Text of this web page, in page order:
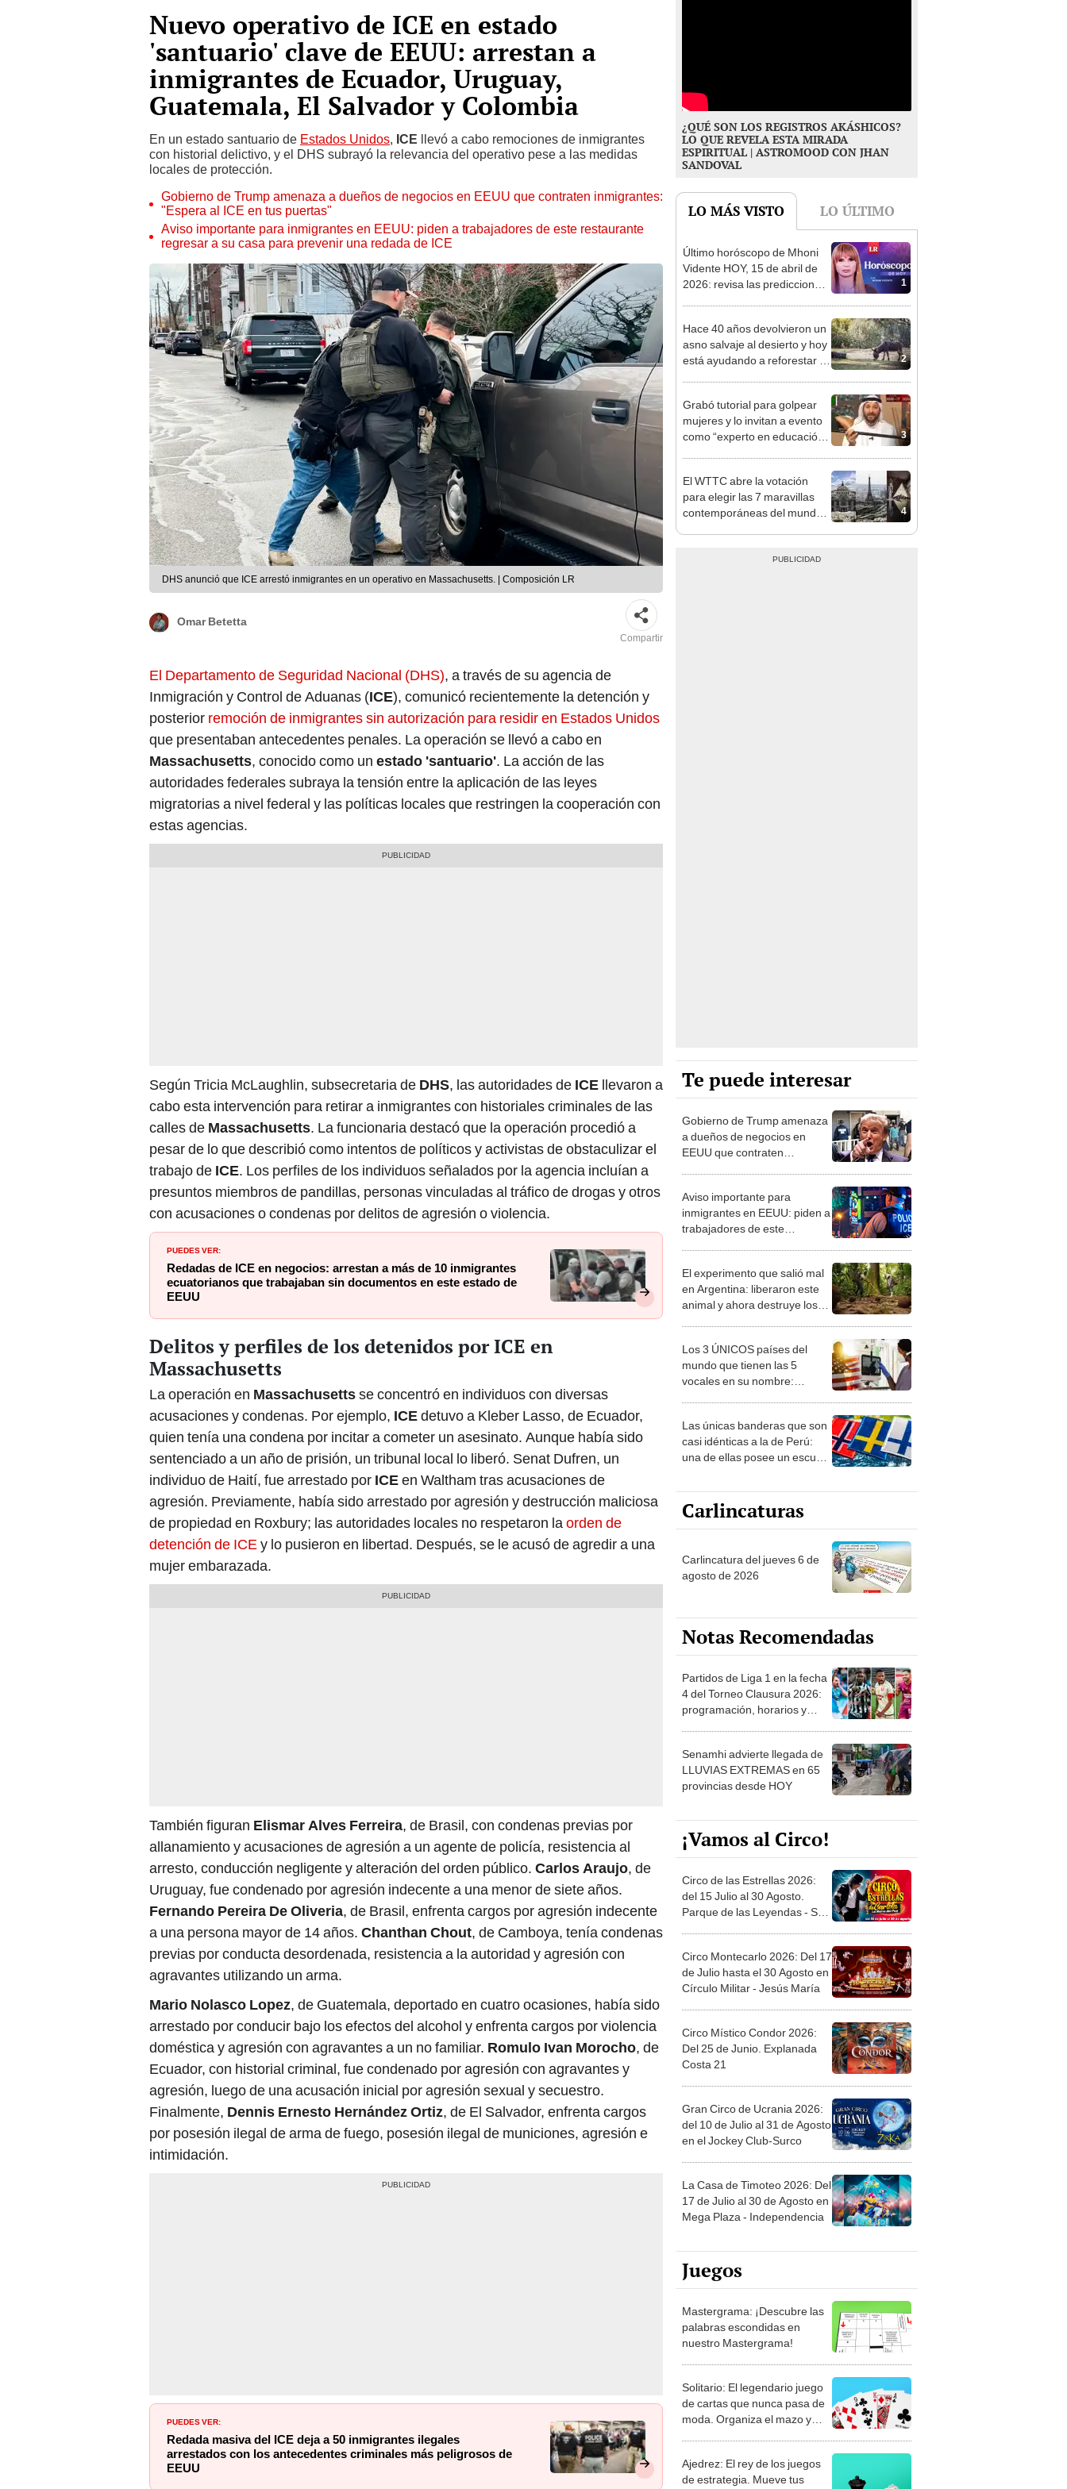
Nuevo operativo de ICE en estado
'santuario' clave de EEUU: arrestan a
inmigrantes de Ecuador, Uruguay,
Guatemala, El Salvador y Colombia
En un estado santuario de Estados Unidos, ICE llevó a cabo remociones de inmigrantes
con historial delictivo, y el DHS subrayó la relevancia del operativo pese a las medidas
locales de protección.
Gobierno de Trump amenaza a dueños de negocios en EEUU que contraten inmigrantes:
"Espera al ICE en tus puertas"
Aviso importante para inmigrantes en EEUU: piden a trabajadores de este restaurante
regresar a su casa para prevenir una redada de ICE
DHS anunció que ICE arrestó inmigrantes en un operativo en Massachusetts. | Composición LR
Omar Betetta
Compartir
El Departamento de Seguridad Nacional (DHS), a través de su agencia de
Inmigración y Control de Aduanas (ICE), comunicó recientemente la detención y
posterior remoción de inmigrantes sin autorización para residir en Estados Unidos
que presentaban antecedentes penales. La operación se llevó a cabo en
Massachusetts, conocido como un estado 'santuario'. La acción de las
autoridades federales subraya la tensión entre la aplicación de las leyes
migratorias a nivel federal y las políticas locales que restringen la cooperación con
estas agencias.
Según Tricia McLaughlin, subsecretaria de DHS, las autoridades de ICE llevaron a
cabo esta intervención para retirar a inmigrantes con historiales criminales de las
calles de Massachusetts. La funcionaria destacó que la operación procedió a
pesar de lo que describió como intentos de políticos y activistas de obstaculizar el
trabajo de ICE. Los perfiles de los individuos señalados por la agencia incluían a
presuntos miembros de pandillas, personas vinculadas al tráfico de drogas y otros
con acusaciones o condenas por delitos de agresión o violencia.
PUEDES VER:
Redadas de ICE en negocios: arrestan a más de 10 inmigrantes
ecuatorianos que trabajaban sin documentos en este estado de
EEUU
Delitos y perfiles de los detenidos por ICE en
Massachusetts
La operación en Massachusettsse concentró en individuos con diversas
acusaciones y condenas. Por ejemplo, ICEdetuvo a Kleber Lasso, de Ecuador,
quien tenía una condena por incitar a cometer un asesinato. Aunque había sido
sentenciado a un año de prisión, un tribunal local lo liberó. Senat Dufren, un
individuo de Haití, fue arrestado por ICEen Waltham tras acusaciones de
agresión. Previamente, había sido arrestado por agresión y destrucción maliciosa
de propiedad en Roxbury; las autoridades locales no respetaron laorden de
detención de ICEy lo pusieron en libertad. Después, se le acusó de agredir a una
mujer embarazada.
También figuran Elismar Alves Ferreira, de Brasil, con condenas previas por
allanamiento y acusaciones de agresión a un agente de policía, resistencia al
arresto, conducción negligente y alteración del orden público. Carlos Araujo, de
Uruguay, fue condenado por agresión indecente a una menor de siete años.
Fernando Pereira De Oliveria, de Brasil, enfrenta cargos por agresión indecente
a una persona mayor de 14 años. Chanthan Chout, de Camboya, tenía condenas
previas por conducta desordenada, resistencia a la autoridad y agresión con
agravantes utilizando un arma.
Mario Nolasco Lopez, de Guatemala, deportado en cuatro ocasiones, había sido
arrestado por conducir bajo los efectos del alcohol y enfrenta cargos por violencia
doméstica y agresión con agravantes a un no familiar. Romulo Ivan Morocho, de
Ecuador, con historial criminal, fue condenado por agresión con agravantes y
agresión, luego de una acusación inicial por agresión sexual y secuestro.
Finalmente, Dennis Ernesto Hernández Ortiz, de El Salvador, enfrenta cargos
por posesión ilegal de arma de fuego, posesión ilegal de municiones, agresión e
intimidación.
PUEDES VER:
Redada masiva del ICE deja a 50 inmigrantes ilegales
arrestados con los antecedentes criminales más peligrosos de
EEUU
¿QUÉ SON LOS REGISTROS AKÁSHICOS?
LO QUE REVELA ESTA MIRADA
ESPIRITUAL | ASTROMOOD CON JHAN
SANDOVAL
LO MÁS VISTO LO ÚLTIMO
1
Último horóscopo de Mhoni
Vidente HOY, 15 de abril de
2026: revisa las predicciones
2
Hace 40 años devolvieron un
asno salvaje al desierto y hoy
está ayudando a reforestar el
3
Grabó tutorial para golpear
mujeres y lo invitan a evento
como “experto en educación”
4
El WTTC abre la votación
para elegir las 7 maravillas
contemporáneas del mundo
Te puede interesar
Gobierno de Trump amenaza
a dueños de negocios en
EEUU que contraten
Aviso importante para
inmigrantes en EEUU: piden a
trabajadores de este
redada de ICE
El experimento que salió mal
en Argentina: liberaron este
animal y ahora destruye los
Los 3 ÚNICOS países del
mundo que tienen las 5
vocales en su nombre:
Las únicas banderas que son
casi idénticas a la de Perú:
una de ellas posee un escudo
Carlincaturas
Carlincatura del jueves 6 de
agosto de 2026
Notas Recomendadas
Partidos de Liga 1 en la fecha
4 del Torneo Clausura 2026:
programación, horarios y
Senamhi advierte llegada de
LLUVIAS EXTREMAS en 65
provincias desde HOY
¡Vamos al Circo!
Circo de las Estrellas 2026:
del 15 Julio al 30 Agosto.
Parque de las Leyendas - San
Circo Montecarlo 2026: Del 17
de Julio hasta el 30 Agosto en
Círculo Militar - Jesús María
Circo Místico Condor 2026:
Del 25 de Junio. Explanada
Costa 21
Gran Circo de Ucrania 2026:
del 10 de Julio al 31 de Agosto
en el Jockey Club-Surco
La Casa de Timoteo 2026: Del
17 de Julio al 30 de Agosto en
Mega Plaza - Independencia
Juegos
Mastergrama: ¡Descubre las
palabras escondidas en
nuestro Mastergrama!
Solitario: El legendario juego
de cartas que nunca pasa de
moda. Organiza el mazo y
Ajedrez: El rey de los juegos
de estrategia. Mueve tus